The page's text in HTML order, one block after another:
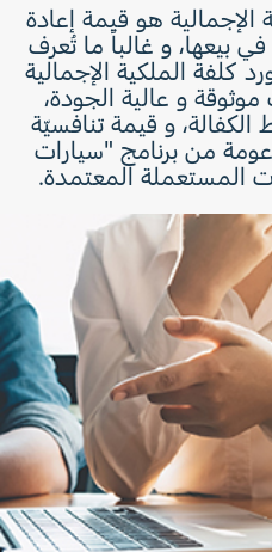
هو قيمة إعادة
بيعها، و غالباً ما تُعرف
كلفة الملكية الإجمالية
و عالية الجودة،
و قيمة تنافسيّة
من برنامج "سيارات
المستعملة المعتمدة.